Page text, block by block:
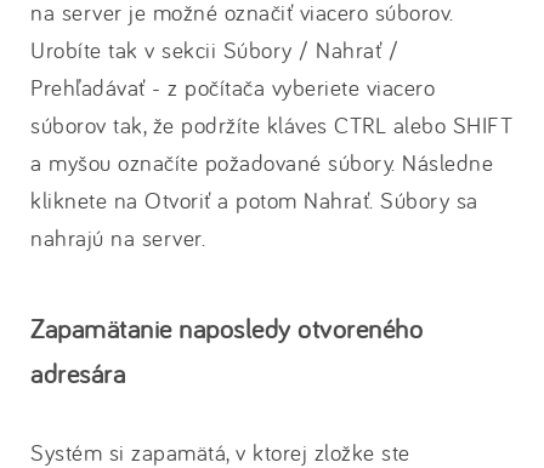
na server je možné označiť viacero súborov.
Urobíte tak v sekcii Súbory / Nahrať /
Prehľadávať - z počítača vyberiete viacero
súborov tak, že podržíte kláves CTRL alebo SHIFT
a myšou označíte požadované súbory. Následne
kliknete na Otvoriť a potom Nahrať. Súbory sa
nahrajú na server.
Zapamätanie naposledy otvoreného
adresára
Systém si zapamätá, v ktorej zložke ste